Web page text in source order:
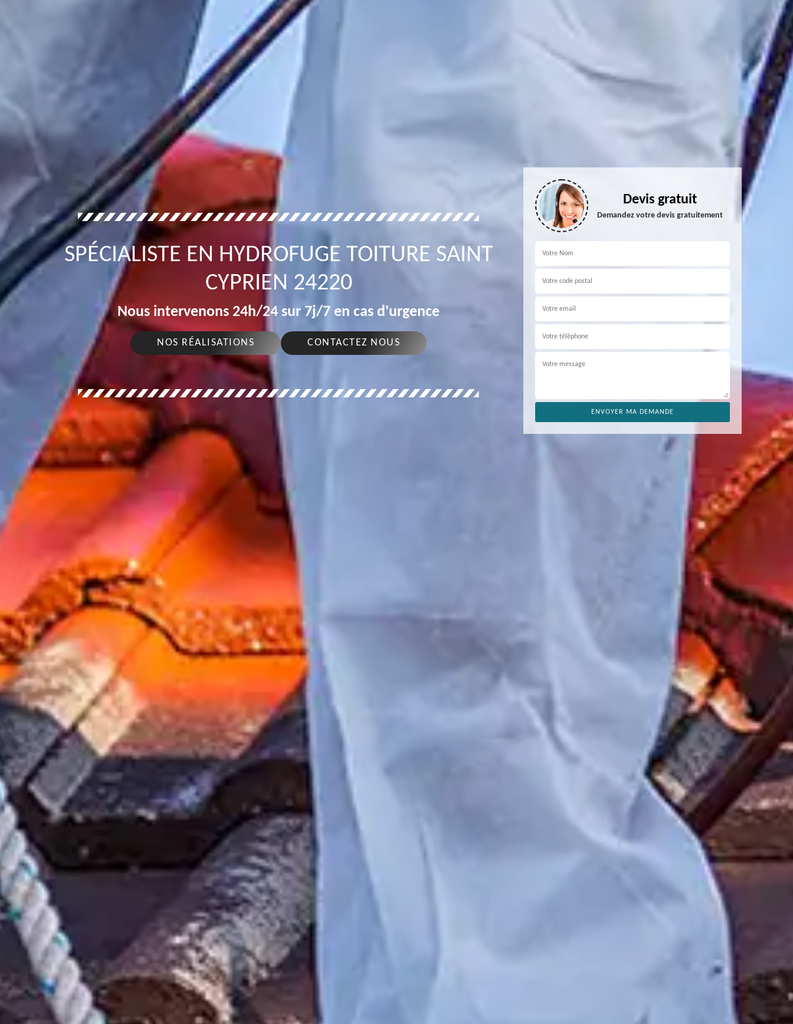
SPÉCIALISTE EN HYDROFUGE TOITURE SAINT
CYPRIEN 24220
Nous intervenons 24h/24 sur 7j/7 en cas d'urgence
NOS RÉALISATIONS CONTACTEZ NOUS
Devis gratuit
Demandez votre devis gratuitement